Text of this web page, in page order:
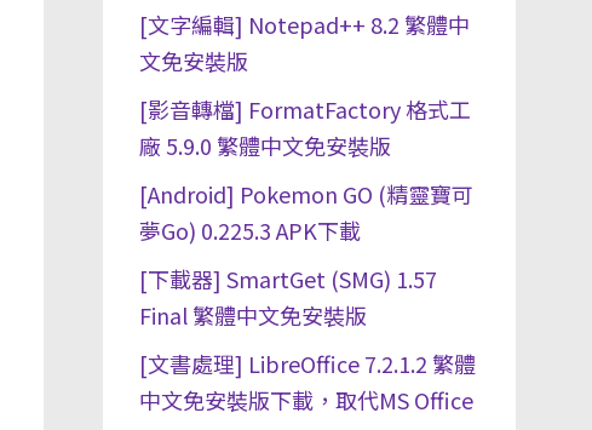
[文字編輯] Notepad++ 8.2 繁體中
文免安裝版
[影音轉檔] FormatFactory 格式工
廠 5.9.0 繁體中文免安裝版
[Android] Pokemon GO (精靈寶可
夢Go) 0.225.3 APK下載
[下載器] SmartGet (SMG) 1.57
Final 繁體中文免安裝版
[文書處理] LibreOffice 7.2.1.2 繁體
中文免安裝版下載，取代MS Office